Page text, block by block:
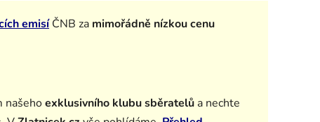
emisíČNB za mimořádně nízkou cenu
našehoexklusivního klubu sběratelů a nechte